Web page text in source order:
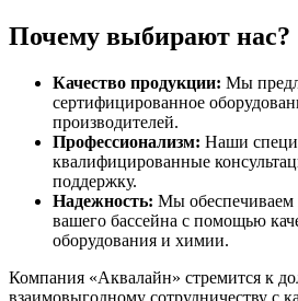
Почему выбирают нас?
Качество продукции: Мы
сертифицированное
производителей.
Профессионализм: Наши
квалифицированные
поддержку.
Надежность: Мы обеспечиваем
вашего бассейна с помощью
оборудования и химии.
Компания «Аквалайн» стремится к
взаимовыгодному сотрудничеству с